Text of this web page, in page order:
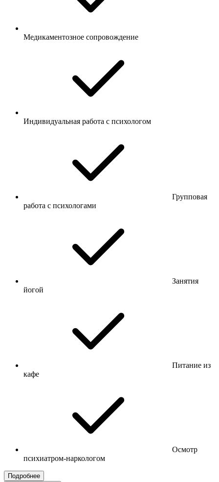
Медикаментозное сопровождение
Индивидуальная работа с психологом
Групповая
работа с психологами
Занятия
йогой
Питание из
кафе
Осмотр
психиатром-наркологом
Подробнее